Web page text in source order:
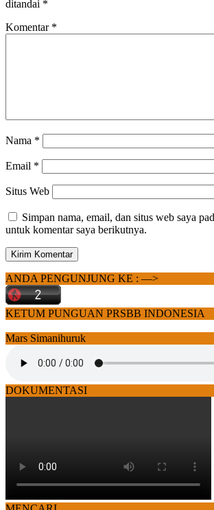
ditandai *
Komentar *
Nama *
Email *
Situs Web
Simpan nama, email, dan situs web saya
untuk komentar saya berikutnya.
ANDA PENGUNJUNG KE : —>
KETUM PUNGUAN PRSBB INDONESIA
Mars Simanihuruk
DOKUMENTASI